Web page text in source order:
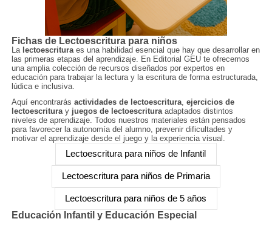
Fichas de Lectoescritura para niños
La lectoescrituraes una habilidad esencial que hay que desarrollar en
las primeras etapas del aprendizaje. En Editorial GEU te ofrecemos
una amplia colección de recursos diseñados por expertos en
educación para trabajar la lectura y la escritura de forma estructurada,
lúdica e inclusiva.
Aquí encontrarásactividades de lectoescritura ,ejercicios de
lectoescritura y juegos de lectoescritura adaptados distintos
niveles de aprendizaje. Todos nuestros materiales están pensados
para favorecer la autonomía del alumno, prevenir dificultades y
motivar el aprendizaje desde el juego y la experiencia visual.
Lectoescritura para niños de Infantil
Lectoescritura para niños de Primaria
Lectoescritura para niños de 5 años
Educación Infantil y Educación Especial